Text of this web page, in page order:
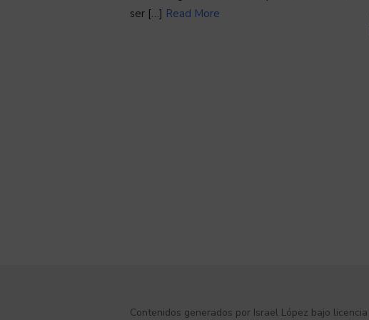
ser […] Read More
Contenidos generados por Israel López bajo licencia